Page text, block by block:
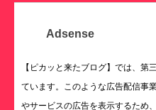
Adsense
【ピカッと来たブログ】では、第
ています。このような広告配信事
やサービスの広告を表示するため